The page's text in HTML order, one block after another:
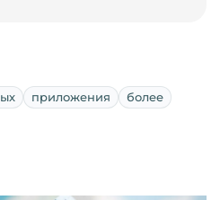
приложения более